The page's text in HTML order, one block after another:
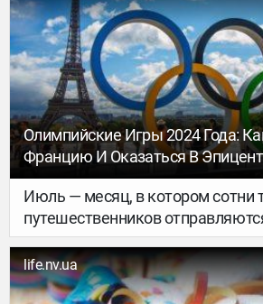
чаще всего связаны с отдыхом.
догорающей под бой курантов
пишем не имена
названия стран, в которых
Олимпийские Игры 2024 Года:
Францию И Оказаться В
Спорта
Июль — месяц, в котором сотни
путешественников
уголки планеты и открывают
страны и континенты. Если
системе “все включено” не для
life.nv.ua